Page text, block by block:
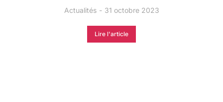
Actualités 31 octobre 2023
Lire l'article